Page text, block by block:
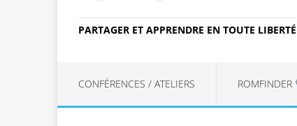
PARTAGER ET APPRENDRE EN TOUTE LIBERTÉ
CONFÉRENCES / ATELIERS ROMFINDER